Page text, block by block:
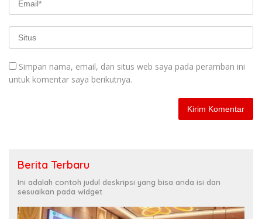
Simpan nama, email, dan situs web saya pada peramban ini
untuk komentar saya berikutnya.
Berita Terbaru
Ini adalah contoh judul deskripsi yang bisa anda isi dan
sesuaikan pada widget